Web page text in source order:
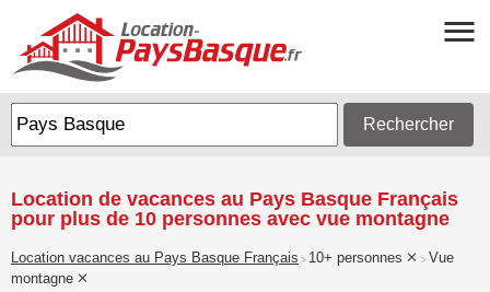
Rechercher
Location de vacances au Pays Basque Français
pour plus de 10 personnes avec vue montagne
Location vacances au Pays Basque Français > 10+ personnes > Vue
montagne